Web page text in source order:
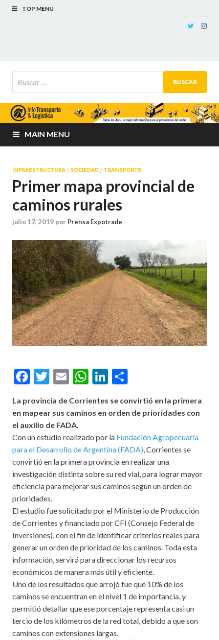
TOP MENU
MAIN MENU
INFRAESTRUCTURA / SOCIEDAD / TRANSPORTE
Primer mapa provincial de
caminos rurales
julio 17, 2019 por Prensa Expotrade
Facebook
Twitter
EmailWhatsApp
LinkedIn
La provincia de Corrientes se convirtió en la primera
en mapear sus caminos en orden de prioridades con
el auxilio de FADA.
Con un estudio realizado por la Fundación Agropecuaria
para el Desarrollo de Argentina (FADA), Corrientes se
convirtió en la primera provincia en realizar una
investigación distinta sobre su red vial, para lograr mayor
eficiencia para mejorar sus caminos según un orden de
prioridades.
El estudio fue solicitado por el Ministerio de Producción
de Corrientes y financiado por CFI (Consejo Federal de
Inversiones), con el fin de identificar criterios reales para
generar un orden de prioridad de los caminos. Toda esta
información, servirá para direccionar los recursos
económicos de manera más útil y eficiente.
Uno de los resultados que arrojó fue que 10% de los
caminos se encuentran en el nivel 1 de importancia, y
permitió detallar que ese porcentaje representa casi un
tercio de los kilómetros de la red total, debido a que son
caminos con extensiones largas.